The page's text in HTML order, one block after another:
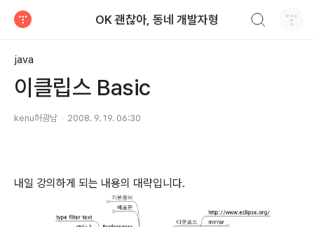
OK 괜찮아, 동네 개발자형
java
이클립스 Basic
kenu허광남 2008. 9. 19. 06:30
내일 강의하게 되는 내용의 대략입니다.